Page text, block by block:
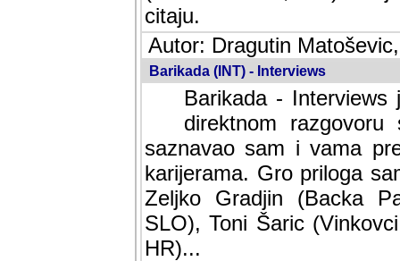
citaju.
Autor: Dragutin
Barikada (INT) - Interviews
Barikada -
direktnom
saznavao sam i vama
karijerama. Gro priloga
Zeljko Gradjin (Backa
SLO), Toni Šaric
HR)...